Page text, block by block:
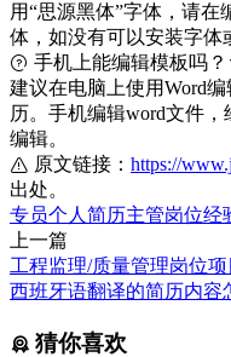
用“思源黑体”字体，请
体，如没有可以安装字体
手机上能编辑模板吗？
建议在电脑上使用Word
历。手机编辑word文件
编辑。
原文链接： https://
出处。
专员个人简历主管岗位经
上一篇
工程监理/质量管理岗位
西班牙语翻译的简历内容
猜你喜欢